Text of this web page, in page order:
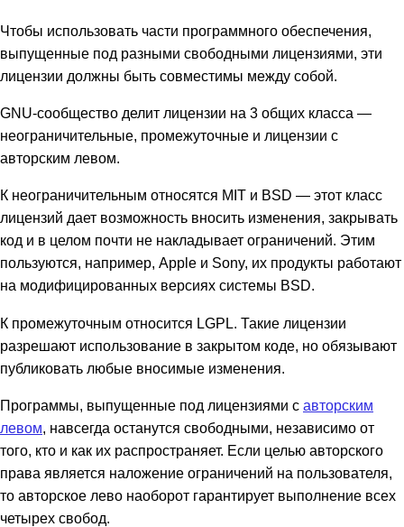
Чтобы использовать части программного обеспечения,
выпущенные под разными свободными лицензиями, эти
лицензии должны быть совместимы между собой.
GNU-сообщество делит лицензии на 3 общих класса —
неограничительные, промежуточные и лицензии с
авторским левом.
К неограничительным относятся MIT и BSD — этот класс
лицензий дает возможность вносить изменения, закрывать
код и в целом почти не накладывает ограничений. Этим
пользуются, например, Apple и Sony, их продукты работают
на модифицированных версиях системы BSD.
К промежуточным относится LGPL. Такие лицензии
разрешают использование в закрытом коде, но обязывают
публиковать любые вносимые изменения.
Программы, выпущенные под лицензиями с авторским
левом, навсегда останутся свободными, независимо от
того, кто и как их распространяет. Если целью авторского
права является наложение ограничений на пользователя,
то авторское лево наоборот гарантирует выполнение всех
четырех свобод.